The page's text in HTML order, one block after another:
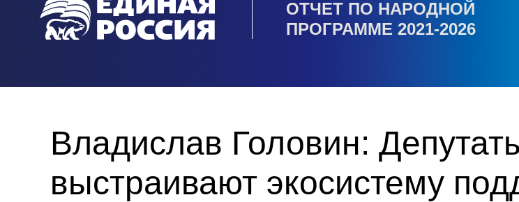
ОТЧЕТ ПО НАРОДНОЙ
ПРОГРАММЕ 2021-2026
Владислав Головин:
выстраивают экосистему